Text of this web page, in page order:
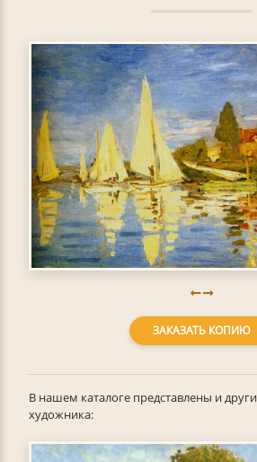
ЗАКАЗАТЬ КОПИЮ
В нашем каталоге представлены и
художника: